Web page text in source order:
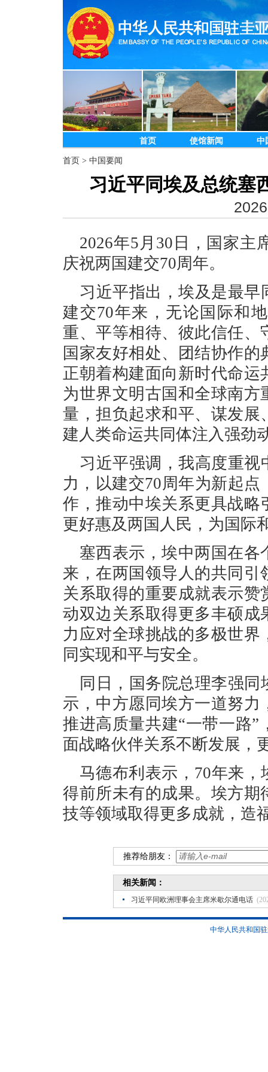
首页 使馆新闻 中
首页 > 中国要闻
习近平同埃及总统塞
2026年5月30日，国家主
庆祝两国建交70周年。
习近平指出，埃及是最
建交70年来，无论国际和
重、平等相待、彼此信任
国家友好相处、团结协作
正朝着构建面向新时代命
为世界文明古国和全球南
量，担负起求和平、谋发
建人类命运共同体注入强劲
习近平强调，我高度重
力，以建交70周年为新起
作，推动中埃关系更具战
更好惠及两国人民，为国际
塞西表示，埃中两国在各
来，在两国领导人的共同
关系取得的重要成就表示
动双边关系取得更多丰硕
力应对全球挑战的多极世
同实现和平与安全。
同日，国务院总理李强
示，中方愿同埃方一道努
推进高质量共建“一带一路
面战略伙伴关系不断发展，
马德布利表示，70年来
得前所未有的成果。埃方
技等领域取得更多成就，造
推荐给朋友：
相关新闻：
习近平同欧洲理事会主席米歇尔通电话
中华人民共和国